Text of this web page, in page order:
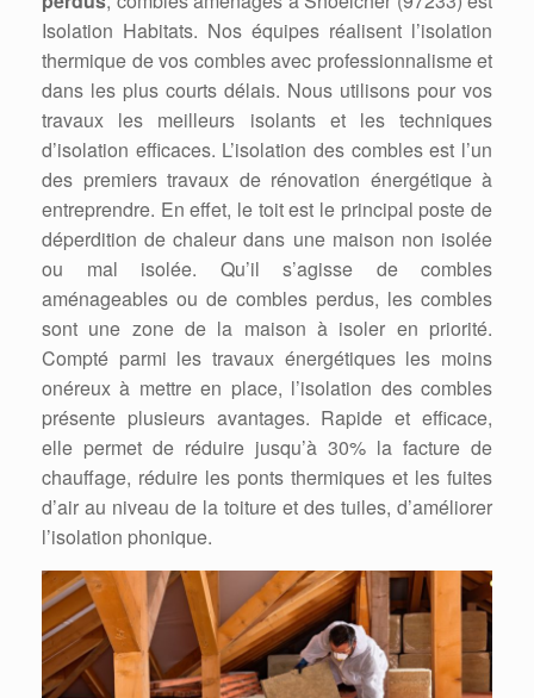
Isolation Habitats. Nos équipes réalisent l’isolation
thermique de vos combles avec professionnalisme et
dans les plus courts délais. Nous utilisons pour vos
travaux les meilleurs isolants et les techniques
d’isolation efficaces. L’isolation des combles est l’un
des premiers travaux de rénovation énergétique à
entreprendre. En effet, le toit est le principal poste de
déperdition de chaleur dans une maison non isolée
ou mal isolée. Qu’il s’agisse de combles
aménageables ou de combles perdus, les combles
sont une zone de la maison à isoler en priorité.
Compté parmi les travaux énergétiques les moins
onéreux à mettre en place, l’isolation des combles
présente plusieurs avantages. Rapide et efficace,
elle permet de réduire jusqu’à 30% la facture de
chauffage, réduire les ponts thermiques et les fuites
d’air au niveau de la toiture et des tuiles, d’améliorer
l’isolation phonique.